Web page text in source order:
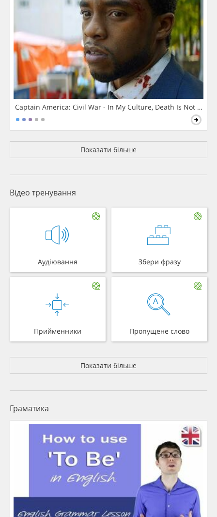
Captain America: Civil War - In My Culture, Death Is Not The
Показати більше
Відео тренування
Аудіювання Збери фразу
Прийменники Пропущене слово
Показати більше
Граматика